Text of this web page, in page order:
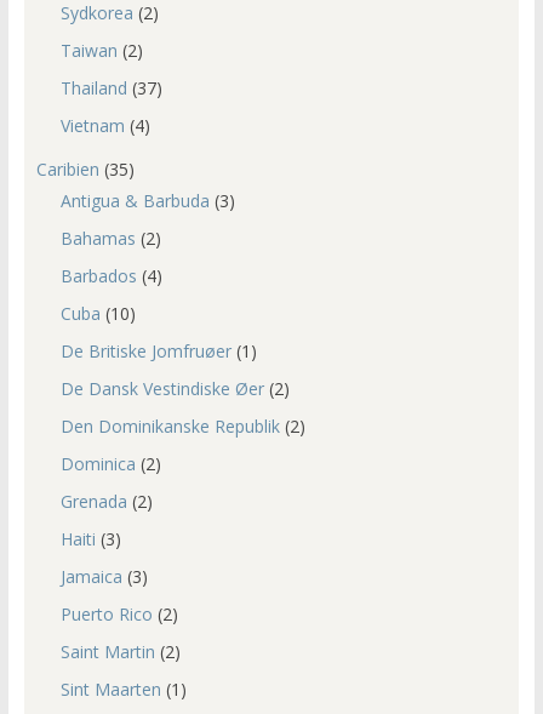
Sydkorea (2)
Taiwan (2)
Thailand (37)
Vietnam (4)
Caribien (35)
Antigua & Barbuda (3)
Bahamas (2)
Barbados (4)
Cuba (10)
De Britiske Jomfruøer(1)
De Dansk Vestindiske Øer(2)
Den Dominikanske Republik(2)
Dominica (2)
Grenada (2)
Haiti (3)
Jamaica (3)
Puerto Rico (2)
Saint Martin (2)
Sint Maarten (1)